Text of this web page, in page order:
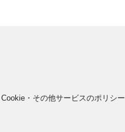
Cookie・その他サービスのポリシー